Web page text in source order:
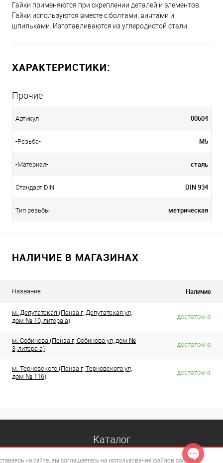
Гайки применяются при скреплении деталей и элементов.
Гайки используются вместе с болтами, винтами и
шпильками. Изготавливаются из углеродистой стали.
ХАРАКТЕРИСТИКИ:
Прочие
Артикул 00604
-Резьба- М5
-Материал- сталь
Стандарт DIN DIN 934
Тип резьбы метрическая
НАЛИЧИЕ В МАГАЗИНАХ
Название Наличие
м. Депутатская (Пенза г, Депутатская ул,
дом № 10, литера а)
достаточно
м. Собинова (Пенза г, Собинова ул, дом №
3, литера а)
достаточно
м. Терновского (Пенза г, Терновского ул,
дом № 116)
достаточно
Каталог
на сайте, вы соглашаетесь на использование файлов cookieи